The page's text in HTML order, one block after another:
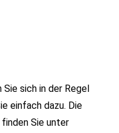
sich in der Regel
einfach dazu. Die
Sie unter